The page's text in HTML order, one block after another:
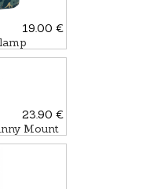
19.00 €
23.90 €
Mount